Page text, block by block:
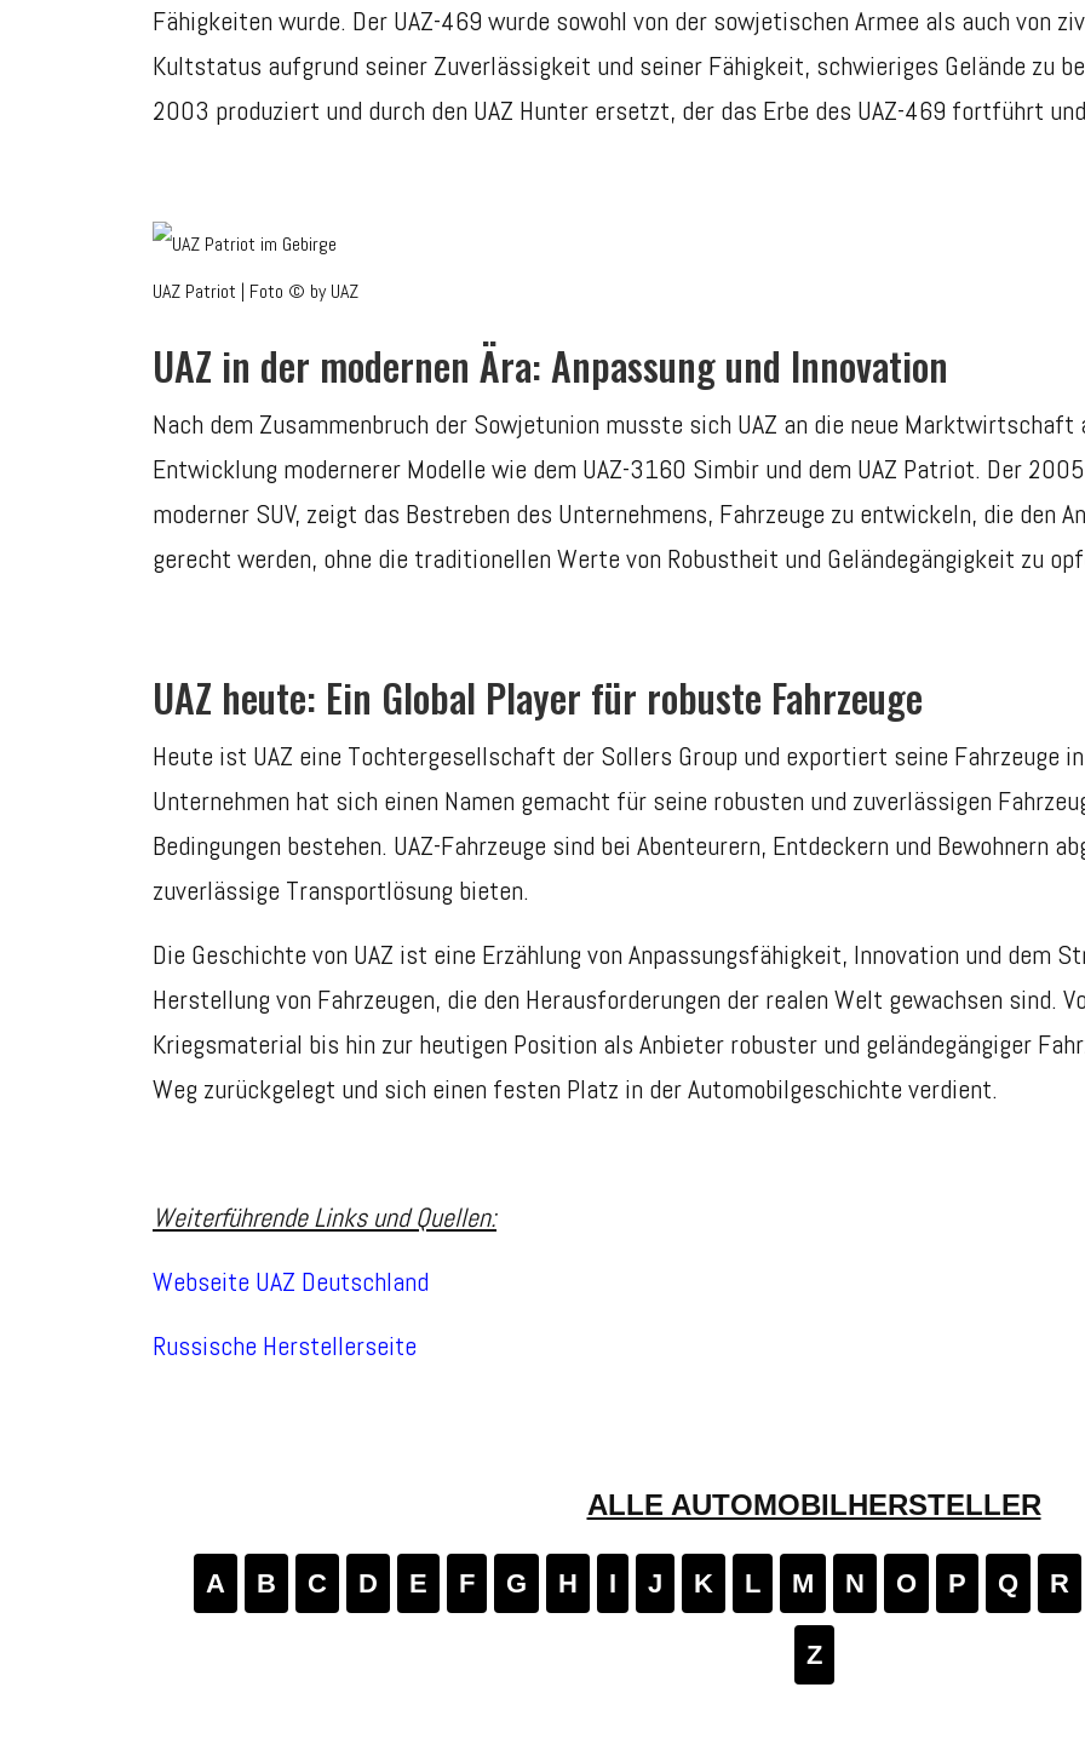
Fähigkeiten wurde. Der UAZ-469 wurde sowohl von der sowjetischen Armee als auch von
Kultstatus aufgrund seiner Zuverlässigkeit und seiner Fähigkeit, schwieriges Gelände zu
2003 produziert und durch den UAZ Hunter ersetzt, der das Erbe des UAZ-469 fortführt
UAZ Patriot | Foto © by UAZ
UAZ in der modernen Ära: Anpassung und Innovation
Nach dem Zusammenbruch der Sowjetunion musste sich UAZ an die neue Marktwirtschaft
Entwicklung modernerer Modelle wie dem UAZ-3160 Simbir und dem UAZ Patriot. Der
moderner SUV, zeigt das Bestreben des Unternehmens, Fahrzeuge zu entwickeln, die den
gerecht werden, ohne die traditionellen Werte von Robustheit und Geländegängigkeit zu
UAZ heute: Ein Global Player für robuste Fahrzeuge
Heute ist UAZ eine Tochtergesellschaft der Sollers Group und exportiert seine Fahrzeuge
Unternehmen hat sich einen Namen gemacht für seine robusten und zuverlässigen
Bedingungen bestehen. UAZ-Fahrzeuge sind bei Abenteurern, Entdeckern und Bewohnern
zuverlässige Transportlösung bieten.
Die Geschichte von UAZ ist eine Erzählung von Anpassungsfähigkeit, Innovation und dem
Herstellung von Fahrzeugen, die den Herausforderungen der realen Welt gewachsen sind.
Kriegsmaterial bis hin zur heutigen Position als Anbieter robuster und geländegängiger
Weg zurückgelegt und sich einen festen Platz in der Automobilgeschichte verdient.
Weiterführende Links und Quellen:
Webseite UAZ Deutschland
Russische Herstellerseite
ALLE AUTOMOBILHERSTELLER
A B C D E F G H I J K L M N O P Q R
Z